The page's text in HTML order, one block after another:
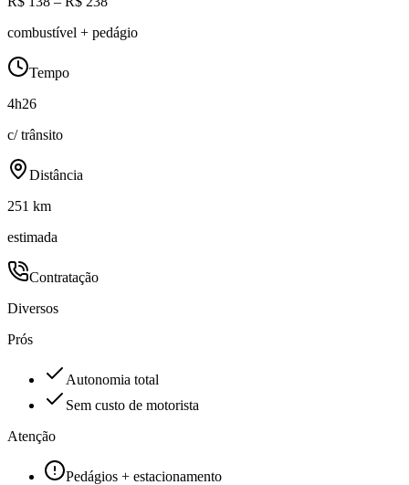
combustível + pedágio
Tempo
4h26
c/ trânsito
Distância
251 km
estimada
Contratação
Diversos
Prós
Autonomia total
Sem custo de motorista
Atenção
Pedágios + estacionamento